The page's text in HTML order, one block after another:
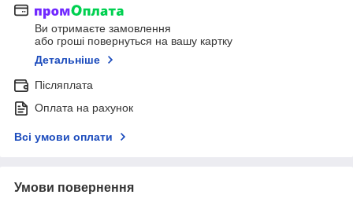
Ви отримаєте замовлення
або гроші повернуться на вашу картку
Детальніше
Післяплата
Оплата на рахунок
Всі умови оплати
Умови повернення